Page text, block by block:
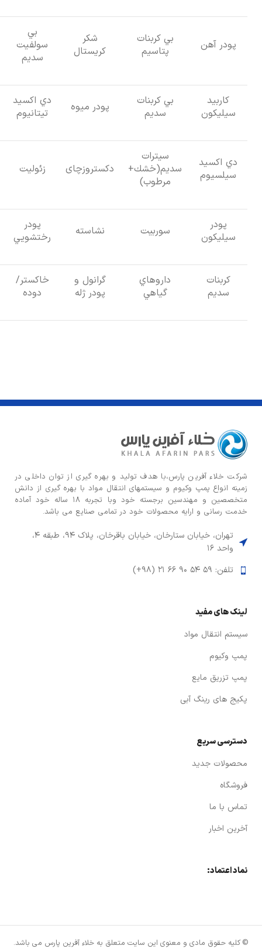
پودر آهن
بي كربنات
پتاسيم
شكر
كريستال
بي
سولفيت
سديم
كاربيد
سيليكون
بي كربنات
سديم
پودر ميوه
دي اكسيد
تيتانيوم
دي اكسيد
سيلسيوم
سيترات
سديم(خشك+
مرطوب)
دكستروزچای زئوليت
پودر
سيليكون
سوربيت نشاسته
پودر
رختشويي
كربنات
سديم
داروهاي
گياهي
گرانول و
پودر ژله
خاكستر/
دوده
شركت خلاء آفرین پارس،با هدف توليد و بهره گيری از توان داخلی در
زمينه انواع پمپ وكيوم و سیستمهای انتقال مواد با بهره گيری از دانش
متخصصين و مهندسين برجسته خود وبا تجربه ۱۸ ساله خود آماده
خدمت رسانی و ارایه محصولات خود در تمامی صنایع می باشد.
تهران، خیابان ستارخان، خیابان باقرخان، پلاک ۹۴، طبقه ۴،
واحد ۱۶
تلفن: ۵۹ ۵۴ ۹۰ ۶۶ ۲۱ (۹۸+)
لینک های مفید
سیستم انتقال مواد
پمپ وکیوم
پمپ تزریق مایع
پکیج های رینگ آبی
دسترسی سریع
محصولات جدید
فروشگاه
تماس با ما
آخرین اخبار
نماد اعتماد:
© کلیه حقوق مادی و معنوی این سایت متعلق به خلاء آفرین پارس می باشد.